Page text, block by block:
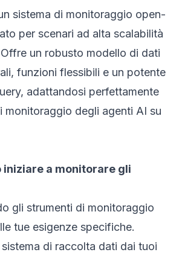
sistema di monitoraggio open-
per scenari ad alta scalabilità
un robusto modello di dati
funzioni flessibili e un potente
adattandosi perfettamente
monitoraggio degli agenti AI su
iniziare a monitorare gli
gli strumenti di monitoraggio
tue esigenze specifiche.
di raccolta dati dai tuoi